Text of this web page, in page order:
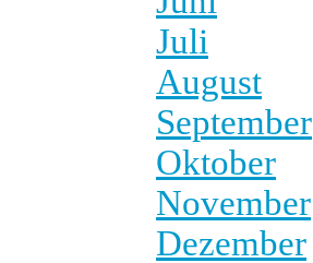
Juli
August
September
Oktober
November
Dezember